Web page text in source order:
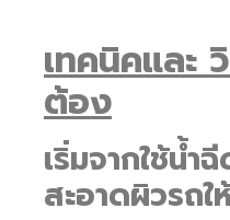
เทคนิคและ
ต้อง
เริ่มจากใช้น้ำ
สะอาดผิวรถใ